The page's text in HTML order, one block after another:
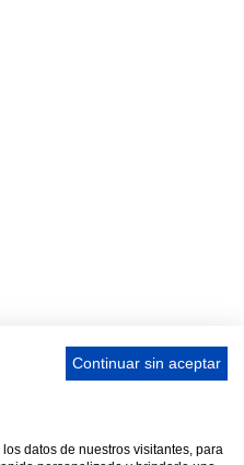
Continuar sin aceptar
datos de nuestros visitantes, para